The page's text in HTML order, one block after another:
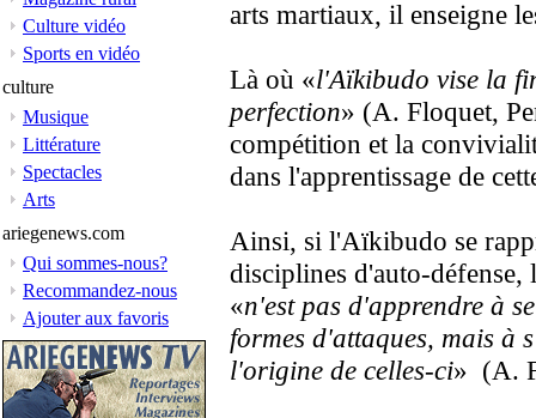
Culture vidéo
Sports en vidéo
culture
Musique
Littérature
Spectacles
Arts
ariegenews.com
Qui sommes-nous?
Recommandez-nous
Ajouter aux favoris
arts martiaux, il enseigne
Là où «l'Aïkibudo vise la
perfection» (A. Floquet,
compétition et la
dans l'apprentissage de
Ainsi, si l'Aïkibudo se
disciplines d'auto-défense,
«n'est pas d'apprendre à
formes d'attaques, mais à
l'origine de celles-ci» (A.